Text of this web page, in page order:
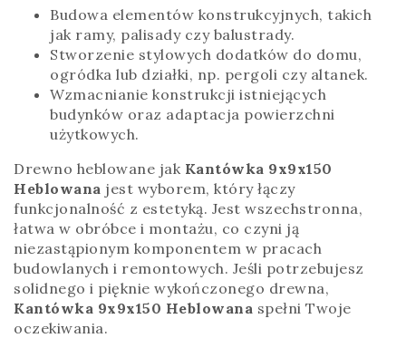
Budowa elementów konstrukcyjnych, takich
jak ramy, palisady czy balustrady.
Stworzenie stylowych dodatków do domu,
ogródka lub działki, np. pergoli czy altanek.
Wzmacnianie konstrukcji istniejących
budynków oraz adaptacja powierzchni
użytkowych.
Drewno heblowane jak Kantówka 9x9x150
Heblowana jest wyborem, który łączy
funkcjonalność z estetyką. Jest wszechstronna,
łatwa w obróbce i montażu, co czyni ją
niezastąpionym komponentem w pracach
budowlanych i remontowych. Jeśli potrzebujesz
solidnego i pięknie wykończonego drewna,
Kantówka 9x9x150 Heblowana spełni Twoje
oczekiwania.